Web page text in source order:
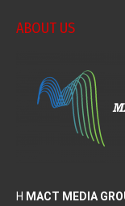
ABOUT US
Η MACT MEDIA